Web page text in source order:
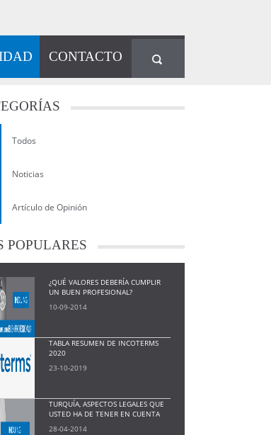
CONTACTO
Todos
Noticias
Artículo de Opinión
POPULARES
¿QUÉ VALORES DEBERÍA CUMPLIR
UN BUEN PROFESIONAL?
10-09-2014
TABLA RESUMEN DE INCOTERMS
2020
23-10-2019
TURQUÍA, ASPECTOS LEGALES QUE
USTED HA DE TENER EN CUENTA
28-04-2014